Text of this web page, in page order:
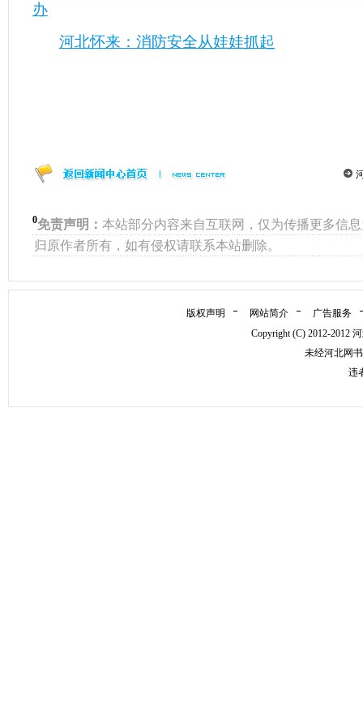
办
河北怀来：消防安全从娃娃抓起
0免责声明： 本站部分内容来自互联网，仅为传播更多信
归原作者所有，如有侵权请联系本站删除。
版权声明 网站简介
广告服务
Copyright (C) 2012-2012
未经河北网
违